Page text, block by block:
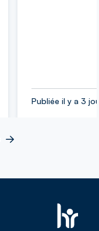
Publiée il y a 3